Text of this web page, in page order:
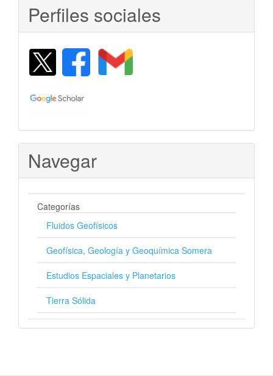
Perfiles sociales
Navegar
Categorías
Fluidos Geofísicos
Geofísica, Geología y Geoquímica Somera
Estudios Espaciales y Planetarios
Tierra Sólida